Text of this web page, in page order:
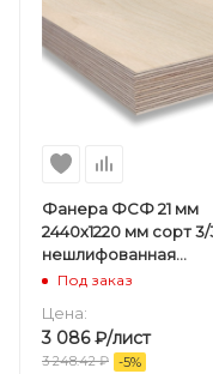
Фанера ФСФ 21 мм
2440х1220 мм сорт 3/
нешлифованная
хвойная
Под заказ
Цена:
3 086₽/лист
3 248.42₽ -5%